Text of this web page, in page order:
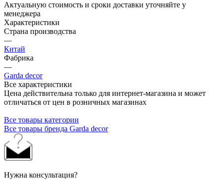
Актуальную стоимость и сроки доставки уточняйте у
менеджера
Характеристики
Страна производства
—
Китай
Фабрика
—
Garda decor
Все характеристики
Цена действительна только для интернет-магазина и может
отличаться от цен в розничных магазинах
Все товары категории
Все товары бренда Garda decor
Нужна консультация?